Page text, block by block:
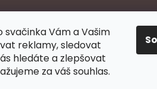
svačinka Vám a Vašim
reklamy, sledovat
hledáte a zlepšovat
za váš souhlas.